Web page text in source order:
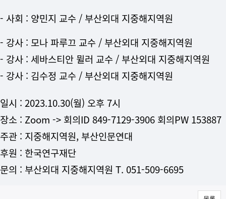
- 사회 : 양민지 교수 / 부산외대 지중해지역원
- 강사 : 모나 파루끄 교수 / 부산외대 지중해지역원
- 강사 : 세바스티안 뮐러 교수 / 부산외대 지중해지역원
- 강사 : 김수정 교수 / 부산외대 지중해지역원
일시 : 2023.10.30(월) 오후 7시
장소 : Zoom -> 회의ID 849-7129-3906 회의PW 153887
주관 : 지중해지역원, 부산인문연대
후원 : 한국연구재단
문의 : 부산외대 지중해지역원 T. 051-509-6695